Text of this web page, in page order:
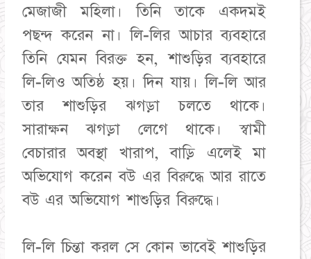
মেজাজী মহিলা। তিনি তাকে একদমই
পছন্দ করেন না। লি-লির আচার ব্যবহারে
তিনি যেমন বিরক্ত হন, শাশুড়ির ব্যবহারে
লি-লিও অতিষ্ঠ হয়। দিন যায়। লি-লি আর
তার শাশুড়ির ঝগড়া চলতে থাকে।
সারাক্ষন ঝগড়া লেগে থাকে। স্বামী
বেচারার অবস্থা খারাপ, বাড়ি এলেই মা
অভিযোগ করেন বউ এর বিরুদ্ধে আর রাতে
বউ এর অভিযোগ শাশুড়ির বিরুদ্ধে।
লি-লি চিন্তা করল সে কোন ভাবেই শাশুড়ির